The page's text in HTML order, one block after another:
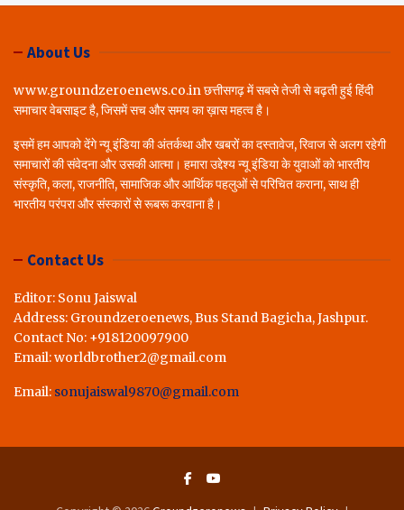
About Us
www.groundzeroenews.co.in छत्तीसगढ़ में सबसे तेजी से बढ़ती हुई हिंदी
समाचार वेबसाइट है, जिसमें सच और समय का ख़ास महत्व है।
इसमें हम आपको देंगे न्यू इंडिया की अंतर्कथा और खबरों का दस्तावेज, रिवाज से अलग रहेगी
समाचारों की संवेदना और उसकी आत्मा। हमारा उद्देश्य न्यू इंडिया के युवाओं को भारतीय
संस्कृति, कला, राजनीति, सामाजिक और आर्थिक पहलुओं से परिचित कराना, साथ ही
भारतीय परंपरा और संस्कारों से रूबरू करवाना है।
Contact Us
Editor: Sonu Jaiswal
Address: Groundzeroenews, Bus Stand Bagicha, Jashpur.
Contact No: +918120097900
Email: worldbrother2@gmail.com
Email: sonujaiswal9870@gmail.com